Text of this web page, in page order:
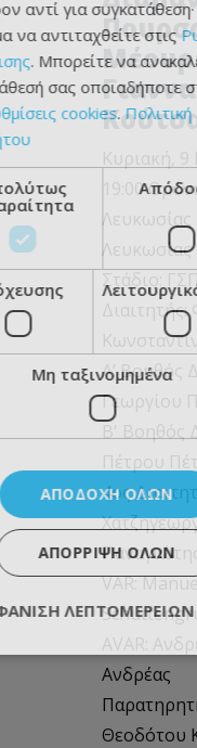
Κυριακή,
19:00
Λευκωσίας
Στάδιο:
Διαιτητής:
Α’ Βοηθός
Γεωργίου
Β' Βοηθός
Πέτρου
4ος
Παναγιώτης
VAR:
AVAR:
Ανδρέας
Θεοδότου
αντί για συγκατάθεση·
να αντιταχθείτε στις
. Μπορείτε να
σας οποιαδήποτε
cookies. Πολιτική
Μη ταξινομημένα
ΑΠΟΔΟΧΉ ΌΛΩΝ
ΑΠΌΡΡΙΨΗ ΌΛΩΝ
ΛΕΠΤΟΜΕΡΕΙΏΝ